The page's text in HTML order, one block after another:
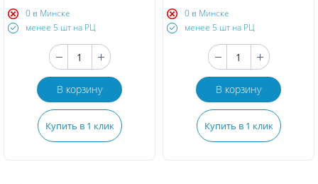
0 в Минске
менее 5 шт на РЦ
В корзину
Купить в 1 клик
0 в Минске
менее 5 шт на РЦ
В корзину
Купить в 1 клик